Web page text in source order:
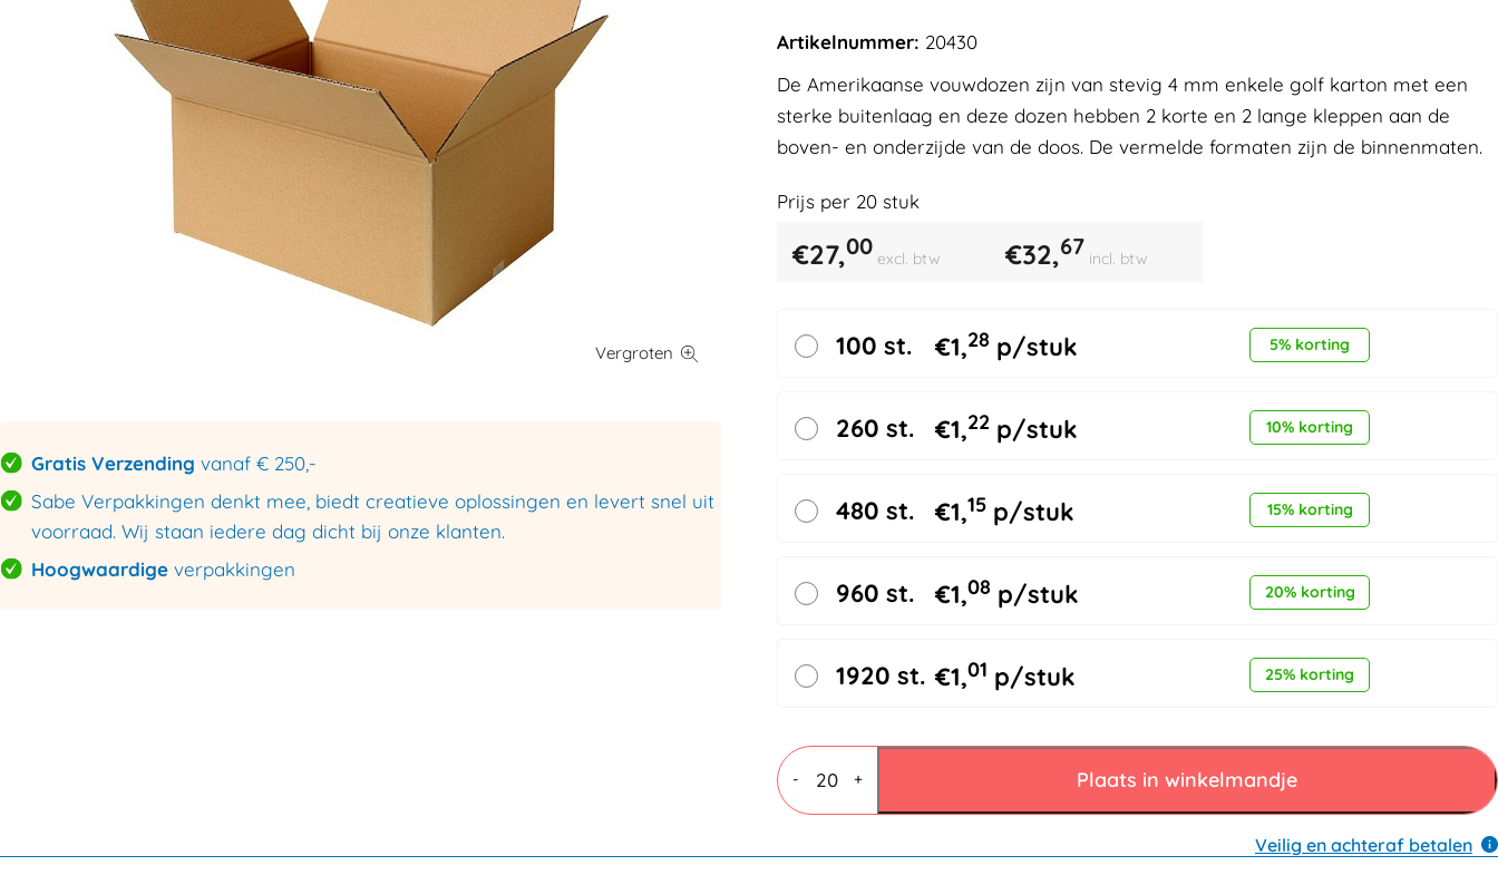
Gratis Verzending vanaf € 250,-
Sabe Verpakkingen denkt mee, biedt creatieve oplossingen en levert snel uit
voorraad. Wij staan iedere dag dicht bij onze klanten.
Hoogwaardige verpakkingen
Artikelnummer: 20430
De Amerikaanse vouwdozen zijn van stevig 4 mm enkele golf karton met een
sterke buitenlaag en deze dozen hebben 2 korte en 2 lange kleppen aan de
boven- en onderzijde van de doos. De vermelde formaten zijn de binnenmaten.
Prijs per 20stuk
€27,00 excl. btw €32,67 incl. btw
100 st. €1,28 p/stuk 5% korting
260 st. €1,22 p/stuk 10% korting
480 st. €1,15 p/stuk 15% korting
960 st. €1,08 p/stuk 20% korting
1920 st. €1,01 p/stuk 25% korting
-
Vouwdozen
4
mm
golf
+ Plaats in winkelmandje
Veilig en achteraf betalen